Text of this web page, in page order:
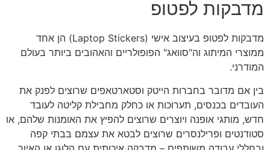
מדבקות לפטופ
מדבקות לפטופ בעיצוב אישי (Laptop Stickers) הן אחד
ממוצרי המיתוג וה"סוואג" הפופולריים והאהובים ביותר בעולם
המודרני.
בין אם מדובר בחברות הייטק וסטארטאפים שרוצים לפנק את
העובדים בכנסים, תערוכות או כחלק מחבילת קליטה לעובד
חדש, מותגי אופנה ויוצרים שרוצים להפיץ את האומנות שלהם, או
סטודנטים ופרילנסרים שרוצים לבטא את עצמם בבתי קפה